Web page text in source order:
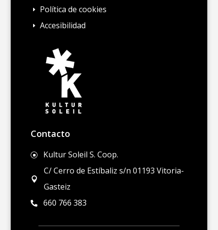
E Política de cookies
E Accesibilidad
Contacto
] Kultur Soleil S. Coop.

C/ Cerro de Estíbaliz s/n 01193 Vitoria-
Gasteiz
 660 766 383